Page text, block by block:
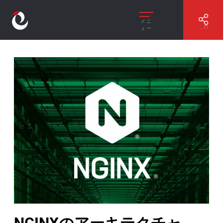
メニ
ュー
//NGINXのアーキテクチャ、動作、および基本設定